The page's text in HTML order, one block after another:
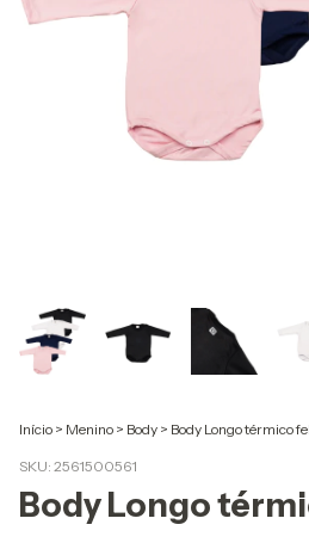
Início > Menino > Body > Body Longo térmico
SKU: 2561500561
Body Longo